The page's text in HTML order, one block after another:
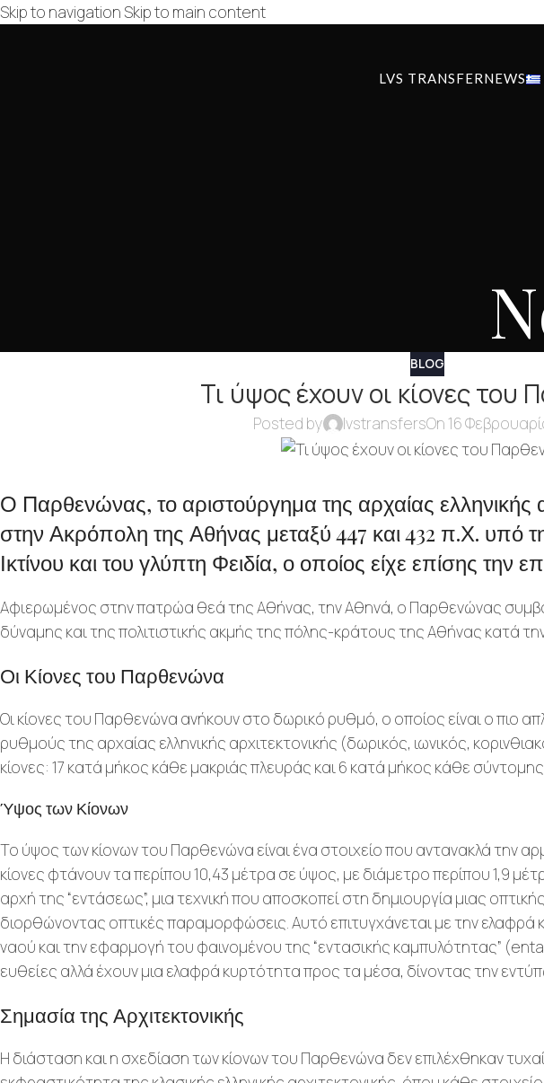
Skip to navigationSkip to main content
LVS TRANSFERNEWS
BLOG
Τι ύψος έχουν οι κίονες του
Posted by lvstransfersOn 16
Ο Παρθενώνας, το αριστούργημα της αρχαίας ελληνικής
στην Ακρόπολη της Αθήνας μεταξύ 447 και 432 π.Χ. υπό
Ικτίνου και του γλύπτη Φειδία, ο οποίος είχε επίσης την
Αφιερωμένος στην πατρώα θεά της Αθήνας, την Αθηνά, ο Παρθενώνας
δύναμης και της πολιτιστικής ακμής της πόλης-κράτους της Αθήνας κατά
Οι Κίονες του Παρθενώνα
Οι κίονες του Παρθενώνα ανήκουν στο δωρικό ρυθμό, ο οποίος είναι ο πιο
ρυθμούς της αρχαίας ελληνικής αρχιτεκτονικής (δωρικός, ιωνικός,
κίονες: 17 κατά μήκος κάθε μακριάς πλευράς και 6 κατά μήκος κάθε
Ύψος των Κίονων
Το ύψος των κίονων του Παρθενώνα είναι ένα στοιχείο που αντανακλά την
κίονες φτάνουν τα περίπου 10,43 μέτρα σε ύψος, με διάμετρο περίπου 1,9
αρχή της “εντάσεως”, μια τεχνική που αποσκοπεί στη δημιουργία μιας
διορθώνοντας οπτικές παραμορφώσεις. Αυτό επιτυγχάνεται με την ελαφρά
ναού και την εφαρμογή του φαινομένου της “εντασικής καμπυλότητας”
ευθείες αλλά έχουν μια ελαφρά κυρτότητα προς τα μέσα, δίνοντας την
Σημασία της Αρχιτεκτονικής
Η διάσταση και η σχεδίαση των κίονων του Παρθενώνα δεν επιλέχθηκαν